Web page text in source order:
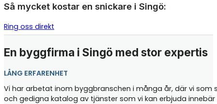
Så mycket kostar en snickare i Singö:
Ring oss direkt
En byggfirma i Singö med stor expertis
LÅNG ERFARENHET
Vi har arbetat inom byggbranschen i många år, där vi
och gedigna katalog av tjänster som vi kan erbjuda